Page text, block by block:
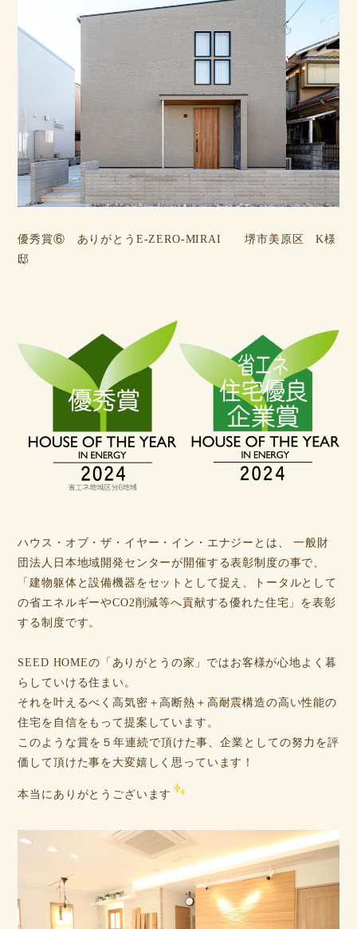
優秀賞⑥ ありがとうE-ZERO-MIRAI 堺市美原区 K様
邸
ハウス・オブ・ザ・イヤー・イン・エナジーとは、 一般財
団法人日本地域開発センターが開催する表彰制度の事で、
「建物躯体と設備機器をセットとして捉え、トータルとして
の省エネルギーやCO2削減等へ貢献する優れた住宅」を表彰
する制度です。
SEED HOMEの「ありがとうの家」ではお客様が心地よく暮
らしていける住まい。
それを叶えるべく高気密＋高断熱＋高耐震構造の高い性能の
住宅を自信をもって提案しています。
このような賞を５年連続で頂けた事、企業としての努力を評
価して頂けた事を大変嬉しく思っています！
本当にありがとうございます